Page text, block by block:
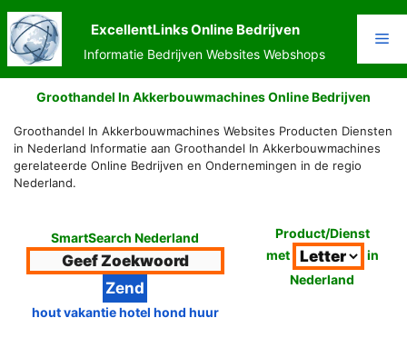
Ga
naar
de
inhoud
ExcellentLinks Online Bedrijven
Informatie Bedrijven Websites Webshops
Groothandel In Akkerbouwmachines Online Bedrijven
Groothandel In Akkerbouwmachines Websites Producten Diensten
in Nederland Informatie aan Groothandel In Akkerbouwmachines
gerelateerde Online Bedrijven en Ondernemingen in de regio
Nederland.
SmartSearch Nederland
hout vakantie hotel hond huur
Product/Dienst
met
in
Nederland